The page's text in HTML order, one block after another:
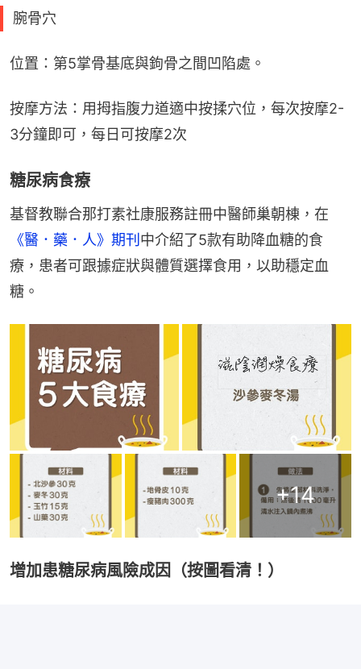
腕骨穴
位置：第5掌骨基底與鉤骨之間凹陷處。
按摩方法：用拇指腹力道適中按揉穴位，每次按摩2-
3分鐘即可，每日可按摩2次
糖尿病食療
基督教聯合那打素社康服務註冊中醫師巢朝棟，在
《醫．藥．人》期刊 中介紹了5款有助降血糖的食
療，患者可跟據症狀與體質選擇食用，以助穩定血
糖。
+14
增加患糖尿病風險成因（按圖看清！）